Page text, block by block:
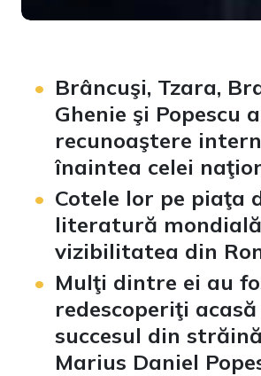
Brâncuşi, Tzara,
Ghenie şi Popescu
recunoaştere
înaintea celei
Cotele lor pe piaţa
literatură mondială
vizibilitatea din
Mulţi dintre ei au
redescoperiţi
succesul din
Marius Daniel